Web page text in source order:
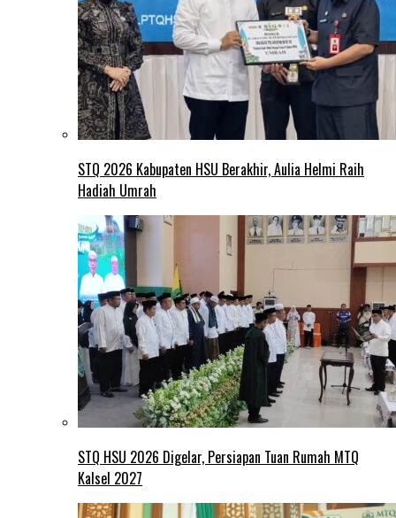
STQ 2026 Kabupaten HSU Berakhir, Aulia Helmi Raih
Hadiah Umrah
STQ HSU 2026 Digelar, Persiapan Tuan Rumah MTQ
Kalsel 2027